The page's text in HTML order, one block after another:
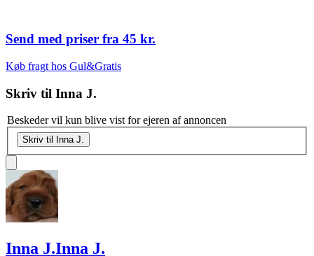
Send med priser fra 45 kr.
Køb fragt hos Gul&Gratis
Skriv til Inna J.
Beskeder vil kun blive vist for ejeren af annoncen
Skriv til Inna J.
Inna J.Inna J.